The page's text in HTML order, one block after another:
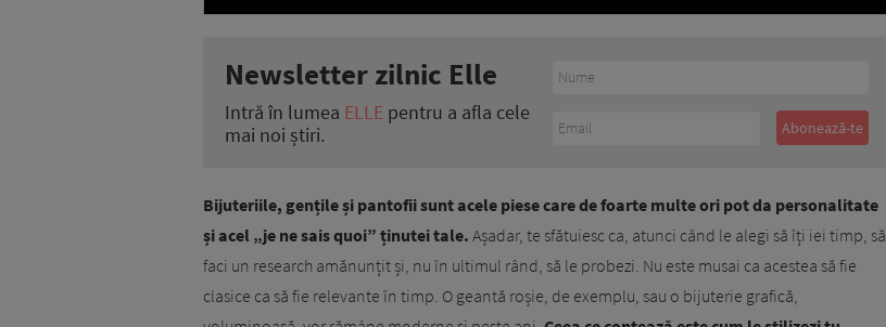
Newsletter zilnic Elle
Intră în lumea ELLE pentru a afla cele
mai noi știri.
Bijuteriile, gențile și pantofii sunt acele piese care de foarte multe ori pot da personalitate
și acel „je ne sais quoi” ținutei tale. Așadar, te sfătuiesc ca, atunci când le alegi să îți iei timp, să
faci un research amănunțit și, nu în ultimul rând, să le probezi. Nu este musai ca acestea să fie
clasice ca să fie relevante în timp. O geantă roșie, de exemplu, sau o bijuterie grafică,